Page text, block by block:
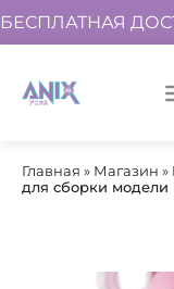
БЕСПЛАТНАЯ
Главная » Магазин »
для сборки модели